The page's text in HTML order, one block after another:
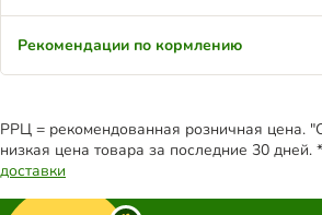
Рекомендации по кормлению
РРЦ = рекомендованная розничная цена.
низкая цена товара за последние 30 дней. *
доставки